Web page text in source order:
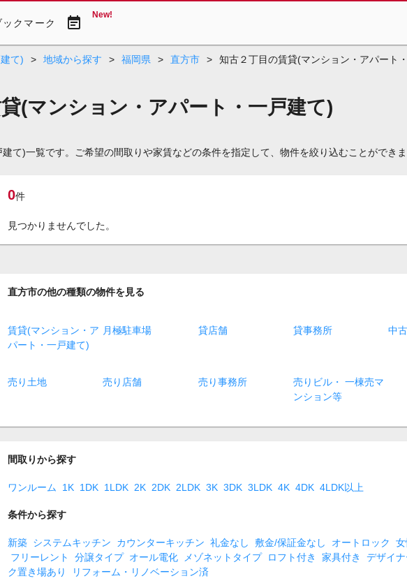
ックマーク event_note New!
て) > 地域から探す > 福岡県 > 直方市 > 知古２丁目の賃貸(マンション・アパート
(マンション・アパート・一戸建て)
て)一覧です。ご希望の間取りや家賃などの条件を指定して、物件を絞り込むことができま
0件
見つかりませんでした。
直方市の他の種類の物件を見る
賃貸(マンション・ア
パート・一戸建て)
月極駐車場 貸店舗 貸事務所 中
売り土地 売り店舗 売り事務所
売りビル・ 一棟売マ
ンション等
間取りから探す
ワンルーム 1K 1DK 1LDK 2K 2DK 2LDK 3K 3DK 3LDK 4K 4DK 4LDK以上
条件から探す
新築 システムキッチン カウンターキッチン 礼金なし 敷金/保証金なし オートロック
フリーレント
分譲タイプ オール電化 メゾネットタイプ ロフト付き 家具付き デザイ
ク置き場あり
リフォーム・リノベーション済